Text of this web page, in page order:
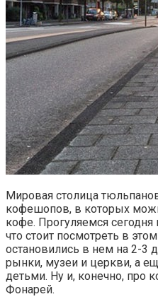
Мировая столица
кофешопов, в которых
кофе. Прогуляемся
что стоит посмотреть в
остановились в нем на 2-3
рынки, музеи и церкви, а
детьми. Ну и, конечно, про
Фонарей.